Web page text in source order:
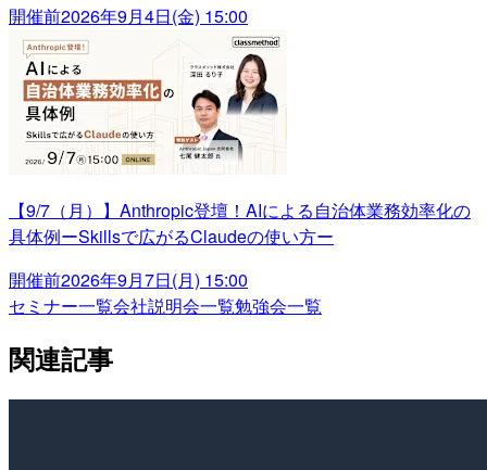
開催前2026年9月4日(金) 15:00
【9/7（月）】Anthropic登壇！AIによる自治体業務効率化の
具体例ーSkillsで広がるClaudeの使い方ー
開催前2026年9月7日(月) 15:00
セミナー一覧会社説明会一覧勉強会一覧
関連記事